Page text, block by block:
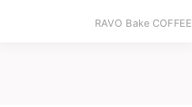
RAVO Bake COFFEE